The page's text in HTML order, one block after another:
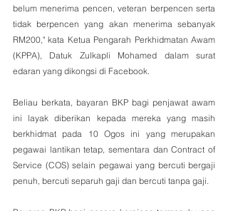
belum menerima pencen, veteran berpencen serta
tidak berpencen yang akan menerima sebanyak
RM200," kata Ketua Pengarah Perkhidmatan Awam
(KPPA), Datuk Zulkapli Mohamed dalam surat
edaran yang dikongsi di Facebook.
Beliau berkata, bayaran BKP bagi penjawat awam
ini layak diberikan kepada mereka yang masih
berkhidmat pada 10 Ogos ini yang merupakan
pegawai lantikan tetap, sementara dan Contract of
Service (COS) selain pegawai yang bercuti bergaji
penuh, bercuti separuh gaji dan bercuti tanpa gaji.